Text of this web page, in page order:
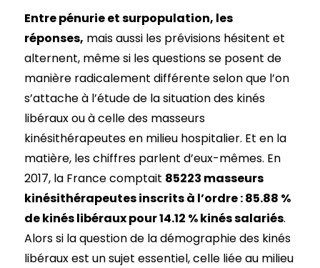
Entre pénurie et surpopulation, les
réponses, mais aussi les prévisions hésitent et
alternent, même si les questions se posent de
manière radicalement différente selon que l’on
s’attache à l’étude de la situation des kinés
libéraux ou à celle des masseurs
kinésithérapeutes en milieu hospitalier. Et en la
matière, les chiffres parlent d’eux-mêmes. En
2017, la France comptait 85223 masseurs
kinésithérapeutes inscrits à l’ordre : 85.88 %
de kinés libéraux pour 14.12 % kinés salariés.
Alors si la question de la démographie des kinés
libéraux est un sujet essentiel, celle liée au milieu